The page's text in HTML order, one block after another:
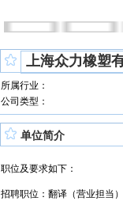
上海众力橡塑
所属行业：
公司类型：
单位简介
职位及要求如下：
招聘职位：翻译（营业担